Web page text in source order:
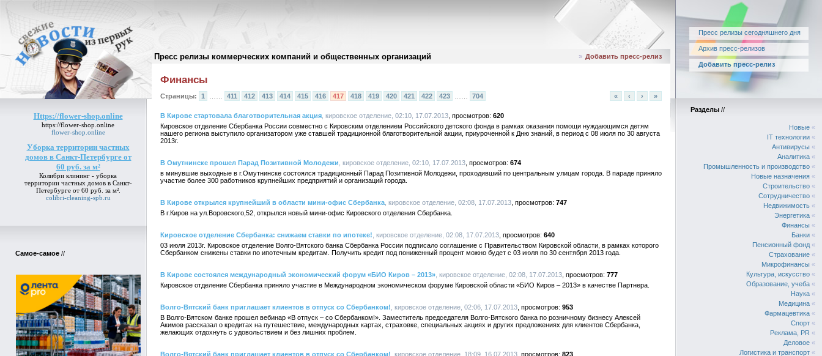
Пресс релизы коммерческих компаний и общественных организаций
Пресс релизы сегодняшнего дня
Архив пресс-релизов
Добавить пресс-релиз
Https://flower-shop.online
https://flower-shop.online
flower-shop.online
Уборка территории частных
домов в Санкт-Петербурге от
60 руб. за м²
Колибри клининг - уборка
территории частных домов в Санкт-
Петербурге от 60 руб. за м².
colibri-cleaning-spb.ru
Самое-самое //
Архив пресс-релизов// » Добавить пресс-релиз
Финансы
Страницы: 1 411 412 413 414 415 416 417 418 419 420 421 422 423 704 « ‹ › »
В Кирове стартовала благотворительная акция , кировское отделение, 02:10, 17.07.2013
620
Кировское отделение Сбербанка России совместно с Кировским отделением Российского детского фонда в рамках оказания помощи нуждающимся детям
нашего региона выступило организатором уже ставшей традиционной благотворительной акции, приуроченной к Дню знаний, в период с 08 июля по 30 августа
2013г.
В Омутнинске прошел Парад Позитивной Молодежи , кировское отделение, 02:10, 17.07.2013
674
в минувшие выходные в г.Омутнинске состоялся традиционный Парад Позитивной Молодежи, проходивший по центральным улицам города. В параде приняло
участие более 300 работников крупнейших предприятий и организаций города.
В Кирове открылся крупнейший в области мини-офис Сбербанка , кировское отделение, 02:08, 17.07.2013
747
В г.Киров на ул.Воровского,52, открылся новый мини-офис Кировского отделения Сбербанка.
Кировское отделение Сбербанка: снижаем ставки по ипотеке! , кировское отделение, 02:08, 17.07.2013
640
03 июля 2013г. Кировское отделение Волго-Вятского банка Сбербанка России подписало соглашение с Правительством Кировской области, в рамках которого
Сбербанком снижены ставки по ипотечным кредитам. Получить кредит под пониженный процент можно будет с 03 июля по 30 сентября 2013 года.
В Кирове состоялся международный экономический форум «БИО Киров – 2013» , кировское отделение, 02:08, 17.07.2013
777
Кировское отделение Сбербанка приняло участие в Международном экономическом форуме Кировской области «БИО Киров – 2013» в качестве Партнера.
Волго-Вятский банк приглашает клиентов в отпуск со Сбербанком! , кировское отделение, 02:06, 17.07.2013
953
В Волго-Вятском банке прошел вебинар «В отпуск – со Сбербанком!». Заместитель председателя Волго-Вятского банка по розничному бизнесу Алексей
Акимов рассказал о кредитах на путешествие, международных картах, страховке, специальных акциях и других предложениях для клиентов Сбербанка,
желающих отдохнуть с удовольствием и без лишних проблем.
Волго-Вятский банк приглашает клиентов в отпуск со Сбербанком! , кировское отделение, 18:09, 16.07.2013
823
Разделы //
Новые «
IT технологии «
Антивирусы «
Аналитика «
Промышленность и производство «
Новые назначения «
Строительство «
Сотрудничество «
Недвижимость «
Энергетика «
Финансы «
Банки «
Пенсионный фонд «
Страхование «
Микрофинансы «
Культура, искусство «
Образование, учеба «
Наука «
Медицина «
Фармацевтика «
Спорт «
Реклама, PR «
Деловое «
Логистика и транспорт «